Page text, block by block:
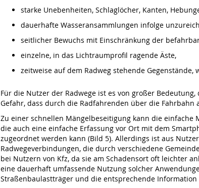
starke Unebenheiten, Schlaglöcher, Kanten,
dauerhafte Wasseransammlungen infolge
seitlicher Bewuchs mit Einschränkung der
einzelne, in das Lichtraumprofil ragende Äste,
zeitweise auf dem Radweg stehende
Für die Nutzer der Radwege ist es von großer
Gefahr, dass durch die Radfahrenden über die
Zu einer schnellen Mängelbeseitigung kann die
die auch eine einfache Erfassung vor Ort mit dem
zugeordnet werden kann (Bild 5). Allerdings ist aus
Radwegeverbindungen, die durch verschiedene
bei Nutzern von Kfz, da sie am Schadensort oft leichter
eine dauerhaft umfassende Nutzung solcher
Straßenbaulastträger und die entsprechende